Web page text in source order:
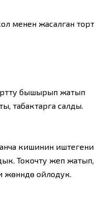
менен жасалган торт
бышырып жатып
табактарга салды.
кишинин иштегени
Токочту жеп жатып,
ойлодук.